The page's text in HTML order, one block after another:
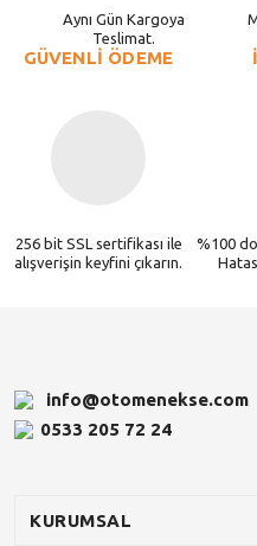
Aynı Gün Kargoya
Teslimat.
GÜVENLİ ÖDEME
256 bit SSL sertifikası ile
alışverişin keyfini çıkarın.
%100
info@otomenekse.com
0533 205 72 24
KURUMSAL